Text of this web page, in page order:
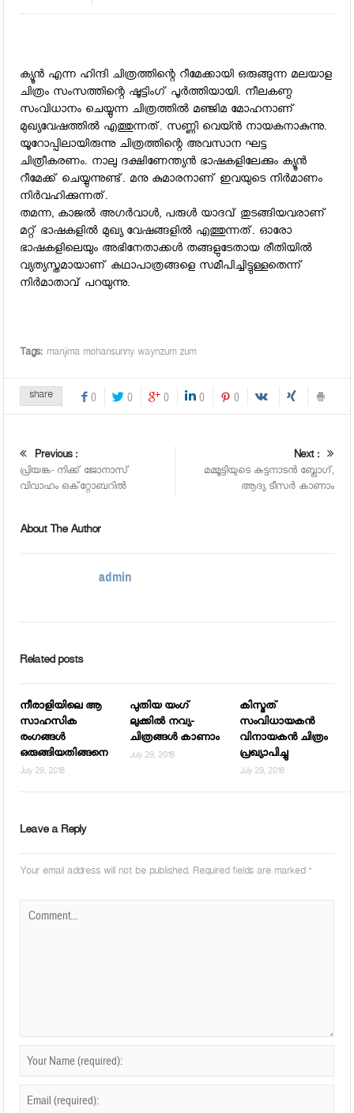
ക്യൂന്‍ എന്ന ഹിന്ദി ചിത്രത്തിന്റെ റീമേക്കായി ഒരുങ്ങുന്ന മലയാള
ചിത്രം സംസത്തിന്റെ ഷൂട്ടിംഗ് പൂര്‍ത്തിയായി. നീലകണ്ഠ
സംവിധാനം ചെയ്യുന്ന ചിത്രത്തില്‍ മഞ്ജിമ മോഹനാണ്
മുഖ്യവേഷത്തില്‍ എത്തുന്നത്. സണ്ണി വെയ്ന്‍ നായകനാകുന്നു.
യൂറോപ്പിലായിരുന്നു ചിത്രത്തിന്റെ അവസാന ഘട്ട
ചിത്രീകരണം. നാലു ദക്ഷിണേന്ത്യന്‍ ഭാഷകളിലേക്കും ക്യൂന്‍
റീമേക്ക് ചെയ്യുന്നുണ്ട്. മനു കുമാരനാണ് ഇവയുടെ നിര്‍മാണം
നിര്‍വഹിക്കുന്നത്.
തമന്ന, കാജല്‍ അഗര്‍വാള്‍, പരുള്‍ യാദവ് തുടങ്ങിയവരാണ്
മറ്റ് ഭാഷകളില്‍ മുഖ്യ വേഷങ്ങളില്‍ എത്തുന്നത്. ഓരോ
ഭാഷകളിലെയും അഭിനേതാക്കള്‍ തങ്ങളുടേതായ രീതിയില്‍
വ്യത്യസ്തമായാണ് കഥാപാത്രങ്ങളെ സമീപിച്ചിട്ടുള്ളതെന്ന്
നിര്‍മാതാവ് പറയുന്നു.
Tags: manjima mohansunny waynzum zum
share 0 0 0 0 0
Previous :
പ്രിയങ്ക- നിക്ക് ജോനാസ്
വിവാഹം ഒക്‌റ്റോബറില്‍
Next :
മമ്മൂട്ടിയുടെ കുട്ടനാടന്‍ ബ്ലോഗ്,
ആദ്യ ടീസര്‍ കാണാം
About The Author
admin
Related posts
നീരാളിയിലെ ആ
സാഹസിക
രംഗങ്ങള്‍
ഒരുങ്ങിയതിങ്ങനെ
July 29, 2018
പുതിയ യംഗ്
ലുക്കില്‍ നവ്യ-
ചിത്രങ്ങള്‍ കാണാം
July 29, 2018
കിസ്മത്
സംവിധായകന്‍
വിനായകന്‍ ചിത്രം
പ്രഖ്യാപിച്ചു
July 29, 2018
Leave a Reply
Your email address will not be published. Required fields are marked *